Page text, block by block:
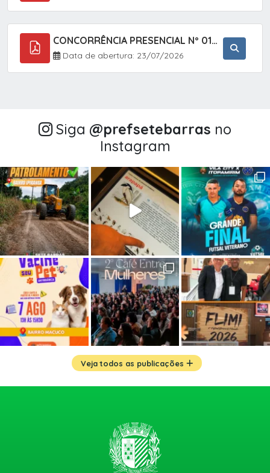
CONCORRÊNCIA PRESENCIAL Nº 018/2026 - PAVIMENTAÇÃO ASFÁLTICA NO BAIRRO VOTUPOCA ? ESTRADA DA RAPOSA, NO MUNICÍPIO DE SETE BARRAS/SP
Data de abertura: 23/07/2026
Siga @‌prefsetebarras no
Instagram
Veja todos as publicações